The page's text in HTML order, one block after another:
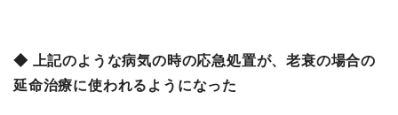
◆ 上記のような病気の時の応急処置が、老衰の場合の
延命治療に使われるようになった